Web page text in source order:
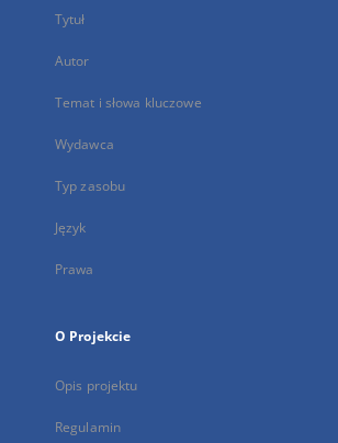
Tytuł
Autor
Temat i słowa kluczowe
Wydawca
Typ zasobu
Język
Prawa
O Projekcie
Opis projektu
Regulamin